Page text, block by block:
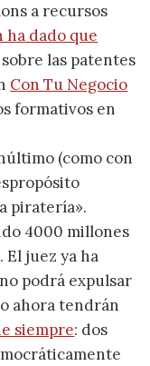
a recursos
ha dado que
las patentes
Con Tu Negocio
formativos en
(como con
piratería».
4000 millones
El juez ya ha
podrá expulsar
ahora tendrán
siempre: dos